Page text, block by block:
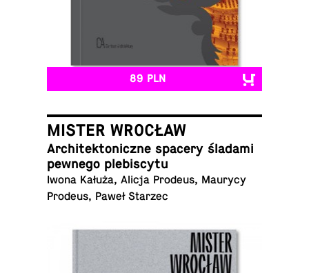
89 PLN
MISTER WROCŁAW
Ar­chi­tek­to­nicz­ne spacery śladami
pewnego plebiscytu
Iwona Kałuża, Alicja Prodeus, Maurycy
Prodeus, Paweł Starzec